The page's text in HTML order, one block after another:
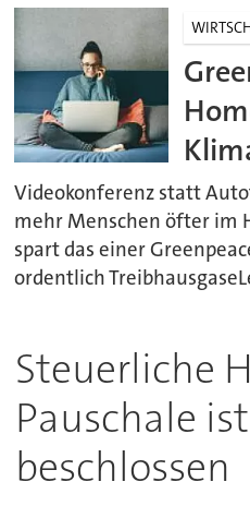
Videokonferenz statt
mehr Menschen öfter im
spart das einer
ordentlich
Steuerliche
Pauschale ist
beschlossen